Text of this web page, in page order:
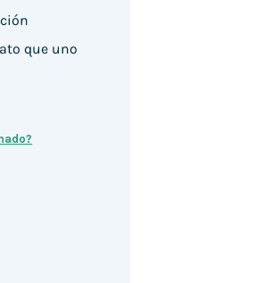
que uno